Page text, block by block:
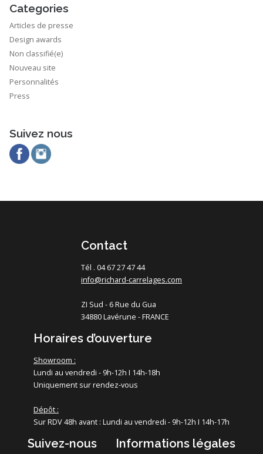
Categories
Articles de presse
Design awards
Non classifié(e)
Nouveau site
Personnalités
Press
Suivez nous
Contact
Tél . 04 67 27 47 44
info@richard-carrelages.com
ZI Sud - 6 Rue du Gua
34880 Lavérune - FRANCE
Horaires d’ouverture
Showroom :
Lundi au vendredi - 9h-12h I 14h-18h
Uniquement sur rendez-vous
Dépôt :
Sur RDV 48h avant : Lundi au vendredi - 9h-12h I 14h-17h
Suivez-nous Informations légales